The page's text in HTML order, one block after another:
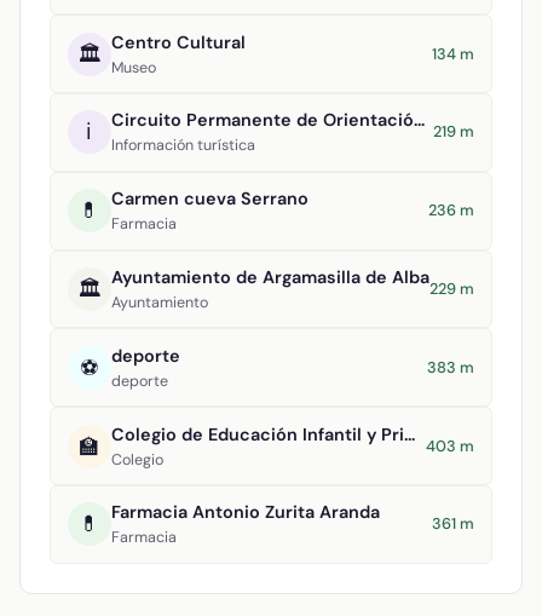
🏛️ Centro Cultural
Museo
134 m
ℹ️ Circuito Permanente de Orientación Argamasilla de Alba
Información turística
219 m
💊 Carmen cueva Serrano
Farmacia
236 m
🏛️ Ayuntamiento de Argamasilla de Alba
Ayuntamiento
229 m
⚽ deporte
deporte
383 m
🏫 Colegio de Educación Infantil y Primaria Divino Maestro
Colegio
403 m
💊 Farmacia Antonio Zurita Aranda
Farmacia
361 m